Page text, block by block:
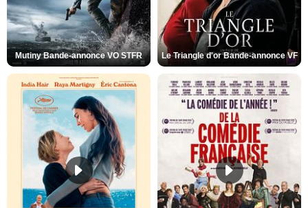
Mutiny Bande-annonce VO STFR Le Triangle d'or Bande-annonce VF